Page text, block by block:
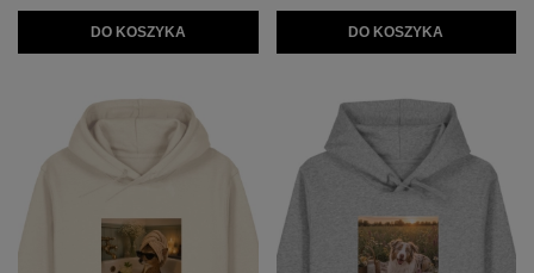
DO KOSZYKA DO KOSZYKA